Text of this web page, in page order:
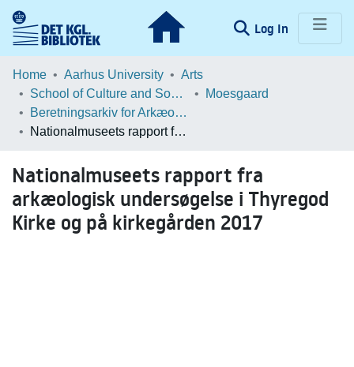
Log In (current)
Communities & Collections
Statistics
Home Aarhus University
Arts
School of Culture and Society
Moesgaard
Beretningsarkiv for Arkæologiske Undersøgelser
Nationalmuseets rapport fra arkæologisk undersøgelse i Thyregod Kirke og på kirkegården 2017
Nationalmuseets rapport fra
arkæologisk undersøgelse i Thyregod
Kirke og på kirkegården 2017